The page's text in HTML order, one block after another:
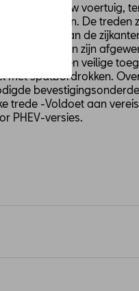
van uw voertuig,
te beladen. De treden
en zijn aan de
loopvlakken zijn
waardoor een veilige
met spatbordrokken.
trede -Voldoet aan
PHEV-versies.